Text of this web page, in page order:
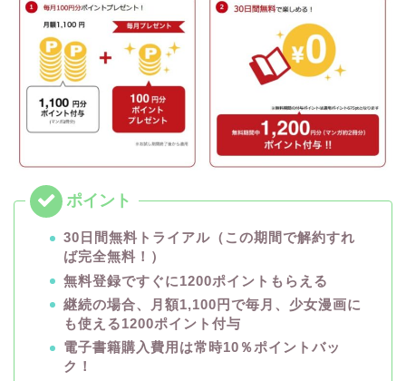
30日間無料トライアル（この期間で解約すれ
ば完全無料！）
無料登録ですぐに1200ポイントもらえる
継続の場合、月額1,100円で毎月、少女漫画に
も使える1200ポイント付与
電子書籍購入費用は常時10％ポイントバッ
ク！